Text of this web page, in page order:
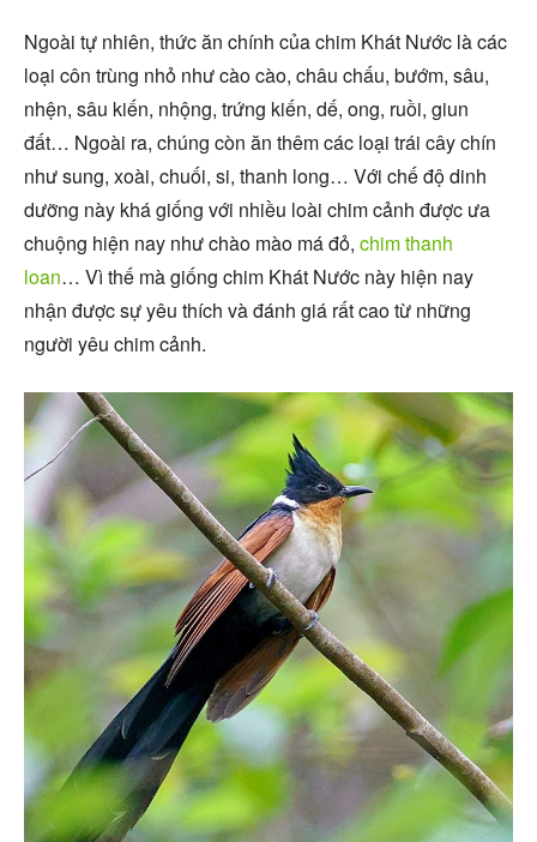
Ngoài tự nhiên, thức ăn chính của chim Khát Nước là các
loại côn trùng nhỏ như cào cào, châu chấu, bướm, sâu,
nhện, sâu kiến, nhộng, trứng kiến, dế, ong, ruồi, giun
đất… Ngoài ra, chúng còn ăn thêm các loại trái cây chín
như sung, xoài, chuối, si, thanh long… Với chế độ dinh
dưỡng này khá giống với nhiều loài chim cảnh được ưa
chuộng hiện nay như chào mào má đỏ, chim thanh
loan… Vì thế mà giống chim Khát Nước này hiện nay
nhận được sự yêu thích và đánh giá rất cao từ những
người yêu chim cảnh.